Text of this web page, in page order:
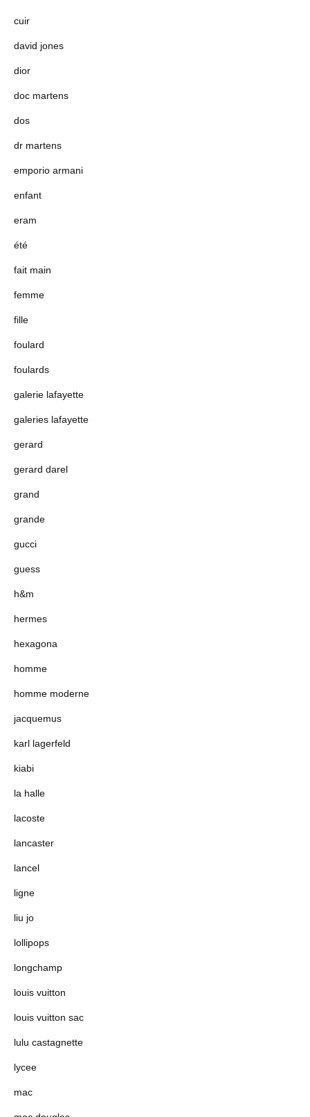
cuir
david jones
dior
doc martens
dos
dr martens
emporio armani
enfant
eram
été
fait main
femme
fille
foulard
foulards
galerie lafayette
galeries lafayette
gerard
gerard darel
grand
grande
gucci
guess
h&m
hermes
hexagona
homme
homme moderne
jacquemus
karl lagerfeld
kiabi
la halle
lacoste
lancaster
lancel
ligne
liu jo
lollipops
longchamp
louis vuitton
louis vuitton sac
lulu castagnette
lycee
mac